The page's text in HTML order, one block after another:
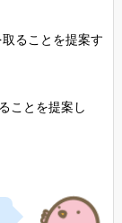
取ることを提案す
ことを提案し